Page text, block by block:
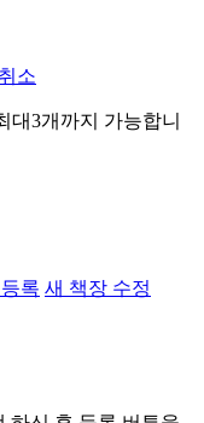
취소
대3개까지 가능합니
록 새 책장 수정